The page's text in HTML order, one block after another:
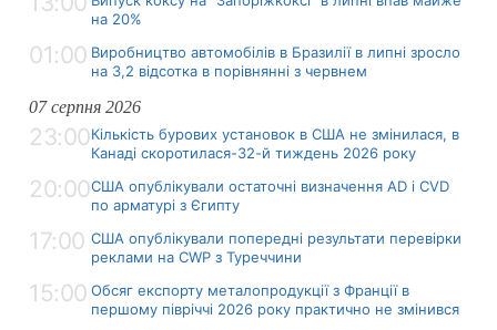
на 20%
01:00 Виробництво автомобілів в Бразилії в липні зросло
на 3,2 відсотка в порівнянні з червнем
07 серпня 2026
23:00Кількість бурових установок в США не змінилася, в
Канаді скоротилася-32-й тиждень 2026 року
20:00США опублікували остаточні визначення AD і CVD
по арматурі з Єгипту
17:00 США опублікували попередні результати перевірки
реклами на CWP з Туреччини
15:00 Обсяг експорту металопродукції з Франції в
першому півріччі 2026 року практично не змінився